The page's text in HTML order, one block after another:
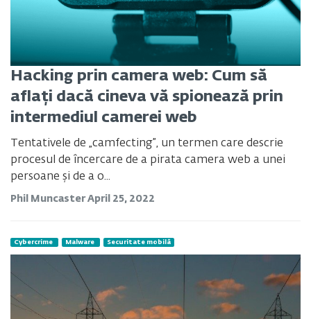
Hacking prin camera web: Cum să
aflați dacă cineva vă spionează prin
intermediul camerei web
Tentativele de „camfecting”, un termen care descrie
procesul de încercare de a pirata camera web a unei
persoane și de a o...
Phil MuncasterApril 25, 2022
Cybercrime Malware Securitate mobilă